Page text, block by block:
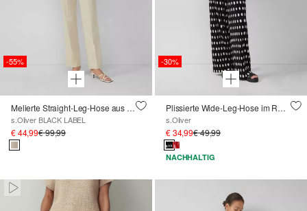
-55%
Melierte Straight-Leg-Hose aus Baumwollmix
s.Oliver BLACK LABEL
€ 44,99€ 99,99
-30%
Plissierte Wide-Leg-Hose im Relaxed Fit
s.Oliver
€ 34,99€ 49,99
NACHHALTIG
Paused • Muted